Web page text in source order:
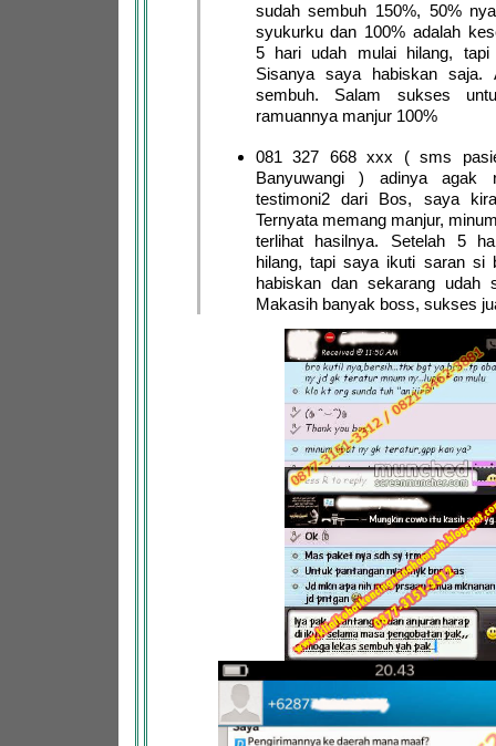
sudah sembuh 150%, 50%
syukurku dan 100% adalah
5 hari udah mulai hilang, tapi
Sisanya saya habiskan saja.
sembuh. Salam sukses
ramuannya manjur 100%
081 327 668 xxx ( sms
Banyuwangi ) adinya agak
testimoni2 dari Bos, saya
Ternyata memang manjur,
terlihat hasilnya. Setelah 5
hilang, tapi saya ikuti saran si
habiskan dan sekarang udah
Makasih banyak boss, sukses